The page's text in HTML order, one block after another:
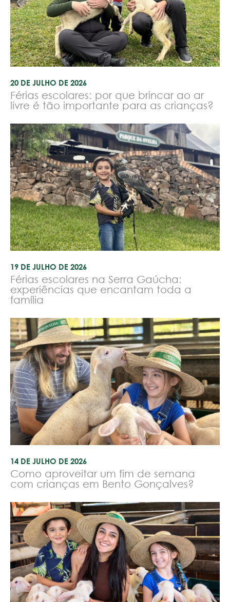
20 DE JULHO DE 2026
Férias escolares: por que brincar ao ar
livre é tão importante para as crianças?
19 DE JULHO DE 2026
Férias escolares na Serra Gaúcha:
experiências que encantam toda a
família
14 DE JULHO DE 2026
Como aproveitar um fim de semana
com crianças em Bento Gonçalves?